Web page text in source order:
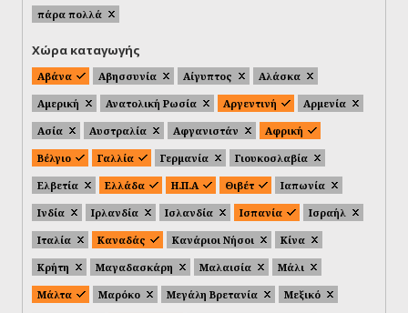
πάρα πολλά
Χώρα καταγωγής
Αβάνα Αβησσυνία Αίγυπτος
Αλάσκα
Αμερική
Ανατολική Ρωσία Αργεντινή
Αρμενία
Ασία
Αυστραλία Αφγανιστάν
Αφρική
Βέλγιο
Γαλλία Γερμανία
Γιουκοσλαβία
Ελβετία
Ελλάδα Η.Π.Α Θιβέτ
Ιαπωνία
Ινδία
Ιρλανδία Ισλανδία Ισπανία
Ισραήλ
Ιταλία
Καναδάς Κανάριοι Νήσοι
Κίνα
Κρήτη
Μαγαδασκάρη Μαλαισία
Μάλι
Μάλτα
Μαρόκο Μεγάλη Βρετανία
Μεξικό